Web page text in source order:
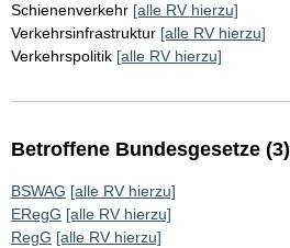
Schienenverkehr [alle RV hierzu]
Verkehrsinfrastruktur [alle RV hierzu]
Verkehrspolitik [alle RV hierzu]
Betroffene Bundesgesetze (3)
BSWAG [alle RV hierzu]
ERegG [alle RV hierzu]
RegG [alle RV hierzu]